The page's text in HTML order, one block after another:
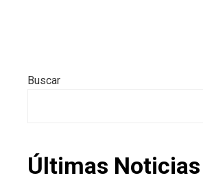
Buscar
Últimas Noticias